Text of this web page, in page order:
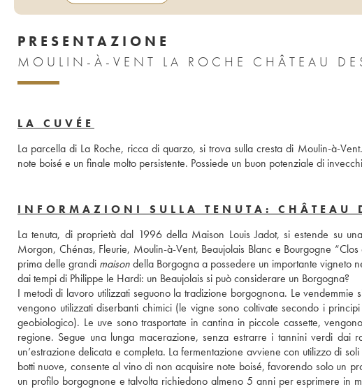
PRESENTAZIONE
MOULIN-À-VENT LA ROCHE CHÂTEAU
LA CUVÉE
La parcella di La Roche, ricca di quarzo, si trova sulla cresta di Moulin-à-
note boisé e un finale molto persistente. Possiede un buon potenziale di
INFORMAZIONI SULLA TENUTA: CHÂTEAU
La tenuta, di proprietà dal 1996 della Maison Louis Jadot, si estende su
Morgon, Chénas, Fleurie, Moulin-à-Vent, Beaujolais Blanc e Bourgogne
prima delle grandi maison della Borgogna a possedere un importante vigneto
dai tempi di Philippe le Hardi: un Beaujolais si può considerare un Borgogna?
I metodi di lavoro utilizzati seguono la tradizione borgognona. Le
vengono utilizzati diserbanti chimici (le vigne sono coltivate secondo i
geobiologico). Le uve sono trasportate in cantina in piccole cassette,
regione. Segue una lunga macerazione, senza estrarre i tannini verdi
un’estrazione delicata e completa. La fermentazione avviene con utilizzo di
botti nuove, consente al vino di non acquisire note boisé, favorendo solo un
un profilo borgognone e talvolta richiedono almeno 5 anni per esprimere in